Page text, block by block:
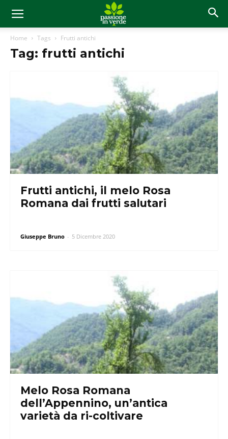
Home Tags Frutti antichi
Tag: frutti antichi
Frutti antichi, il melo Rosa
Romana dai frutti salutari
Giuseppe Bruno - 5 Dicembre 2020
Melo Rosa Romana
dell’Appennino, un’antica
varietà da ri-coltivare